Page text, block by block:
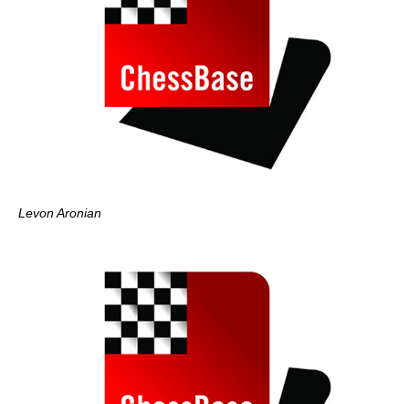
Levon Aronian